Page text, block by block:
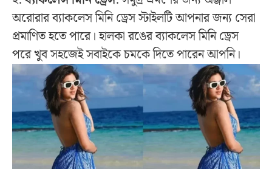
অরোরার ব্যাকলেস মিনি ড্রেস স্টাইলটি আপনার জন্য সেরা
প্রমাণিত হতে পারে। হালকা রঙের ব্যাকলেস মিনি ড্রেস
পরে খুব সহজেই সবাইকে চমকে দিতে পারেন আপনি।